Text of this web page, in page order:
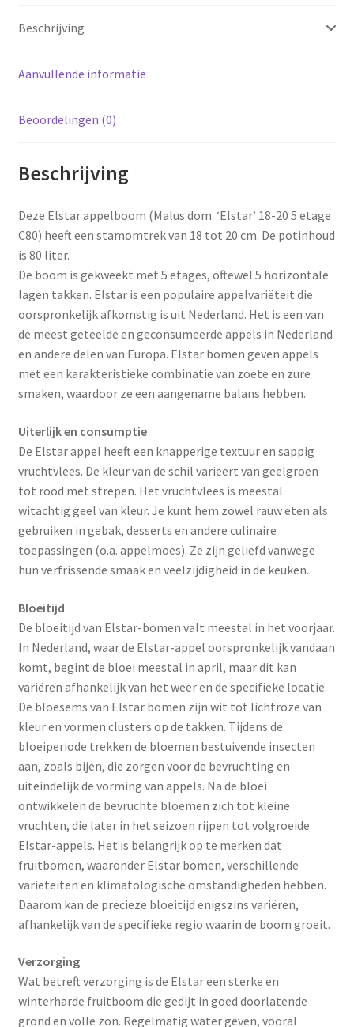
Beschrijving
Aanvullende informatie
Beoordelingen (0)
Beschrijving
Deze Elstar appelboom (Malus dom. ‘Elstar’ 18-20 5 etage
C80) heeft een stamomtrek van 18 tot 20 cm. De potinhoud
is 80 liter.
De boom is gekweekt met 5 etages, oftewel 5 horizontale
lagen takken. Elstar is een populaire appelvariëteit die
oorspronkelijk afkomstig is uit Nederland. Het is een van
de meest geteelde en geconsumeerde appels in Nederland
en andere delen van Europa. Elstar bomen geven appels
met een karakteristieke combinatie van zoete en zure
smaken, waardoor ze een aangename balans hebben.
Uiterlijk en consumptie
De Elstar appel heeft een knapperige textuur en sappig
vruchtvlees. De kleur van de schil varieert van geelgroen
tot rood met strepen. Het vruchtvlees is meestal
witachtig geel van kleur. Je kunt hem zowel rauw eten als
gebruiken in gebak, desserts en andere culinaire
toepassingen (o.a. appelmoes). Ze zijn geliefd vanwege
hun verfrissende smaak en veelzijdigheid in de keuken.
Bloeitijd
De bloeitijd van Elstar-bomen valt meestal in het voorjaar.
In Nederland, waar de Elstar-appel oorspronkelijk vandaan
komt, begint de bloei meestal in april, maar dit kan
variëren afhankelijk van het weer en de specifieke locatie.
De bloesems van Elstar bomen zijn wit tot lichtroze van
kleur en vormen clusters op de takken. Tijdens de
bloeiperiode trekken de bloemen bestuivende insecten
aan, zoals bijen, die zorgen voor de bevruchting en
uiteindelijk de vorming van appels. Na de bloei
ontwikkelen de bevruchte bloemen zich tot kleine
vruchten, die later in het seizoen rijpen tot volgroeide
Elstar-appels. Het is belangrijk op te merken dat
fruitbomen, waaronder Elstar bomen, verschillende
variëteiten en klimatologische omstandigheden hebben.
Daarom kan de precieze bloeitijd enigszins variëren,
afhankelijk van de specifieke regio waarin de boom groeit.
Verzorging
Wat betreft verzorging is de Elstar een sterke en
winterharde fruitboom die gedijt in goed doorlatende
grond en volle zon. Regelmatig water geven, vooral